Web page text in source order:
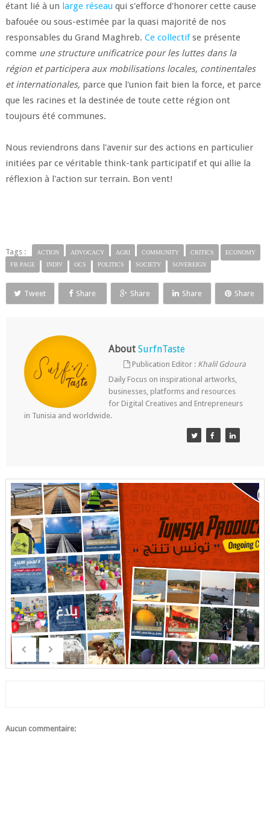
étant lié à un large réseau qui s'efforce d'honorer cette cause
bafouée ou sous-estimée par la quasi majorité de nos
responsables du Grand Maghreb. Ce collectifse présente
comme une structure unificatrice pour les luttes dans la
région et participera aux mobilisations locales, continentales
et internationales, parce que l'union fait bien la force, et parce
que les racines et la destinée de toute cette région ont
toujours été communes.
Nous reviendrons dans l'avenir sur des actions en particulier
initiées par ce véritable think-tank participatif et qui allie la
réflexion à l'action sur terrain. Bon vent!
Tags : ACTION ADVOCACY AGRI COMMUNITY CRITICS
ECONOMY
FB PAGE
INDIV OCS POLITICS SOCIETY SOVEREIGN
Tweet Share Share Share Share
About SurfnTaste
Publication Editor : Khalil Gdoura
Daily Focus on inspirational artworks,
businesses, platforms and resources
for Digital Creatives and Entrepreneurs
in Tunisia and worldwide.
Aucun commentaire: